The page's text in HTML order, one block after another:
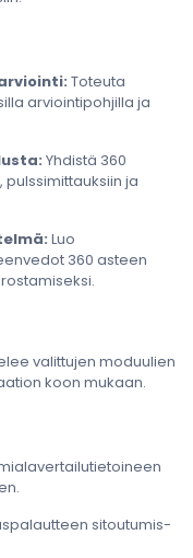
Toteuta
arviointipohjilla ja
Yhdistä 360
ja
Luo
360 asteen
valittujen moduulien
koon mukaan.
sitoutumis-